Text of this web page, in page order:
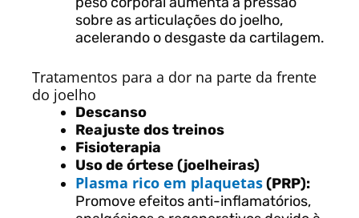
sobre as articulações do joelho,
acelerando o desgaste da cartilagem.
Tratamentos para a dor na parte da frente
do joelho
Descanso
Reajuste dos treinos
Fisioterapia
Uso de órtese (joelheiras)
Plasma rico em plaquetas(PRP):
Promove efeitos anti-inflamatórios,